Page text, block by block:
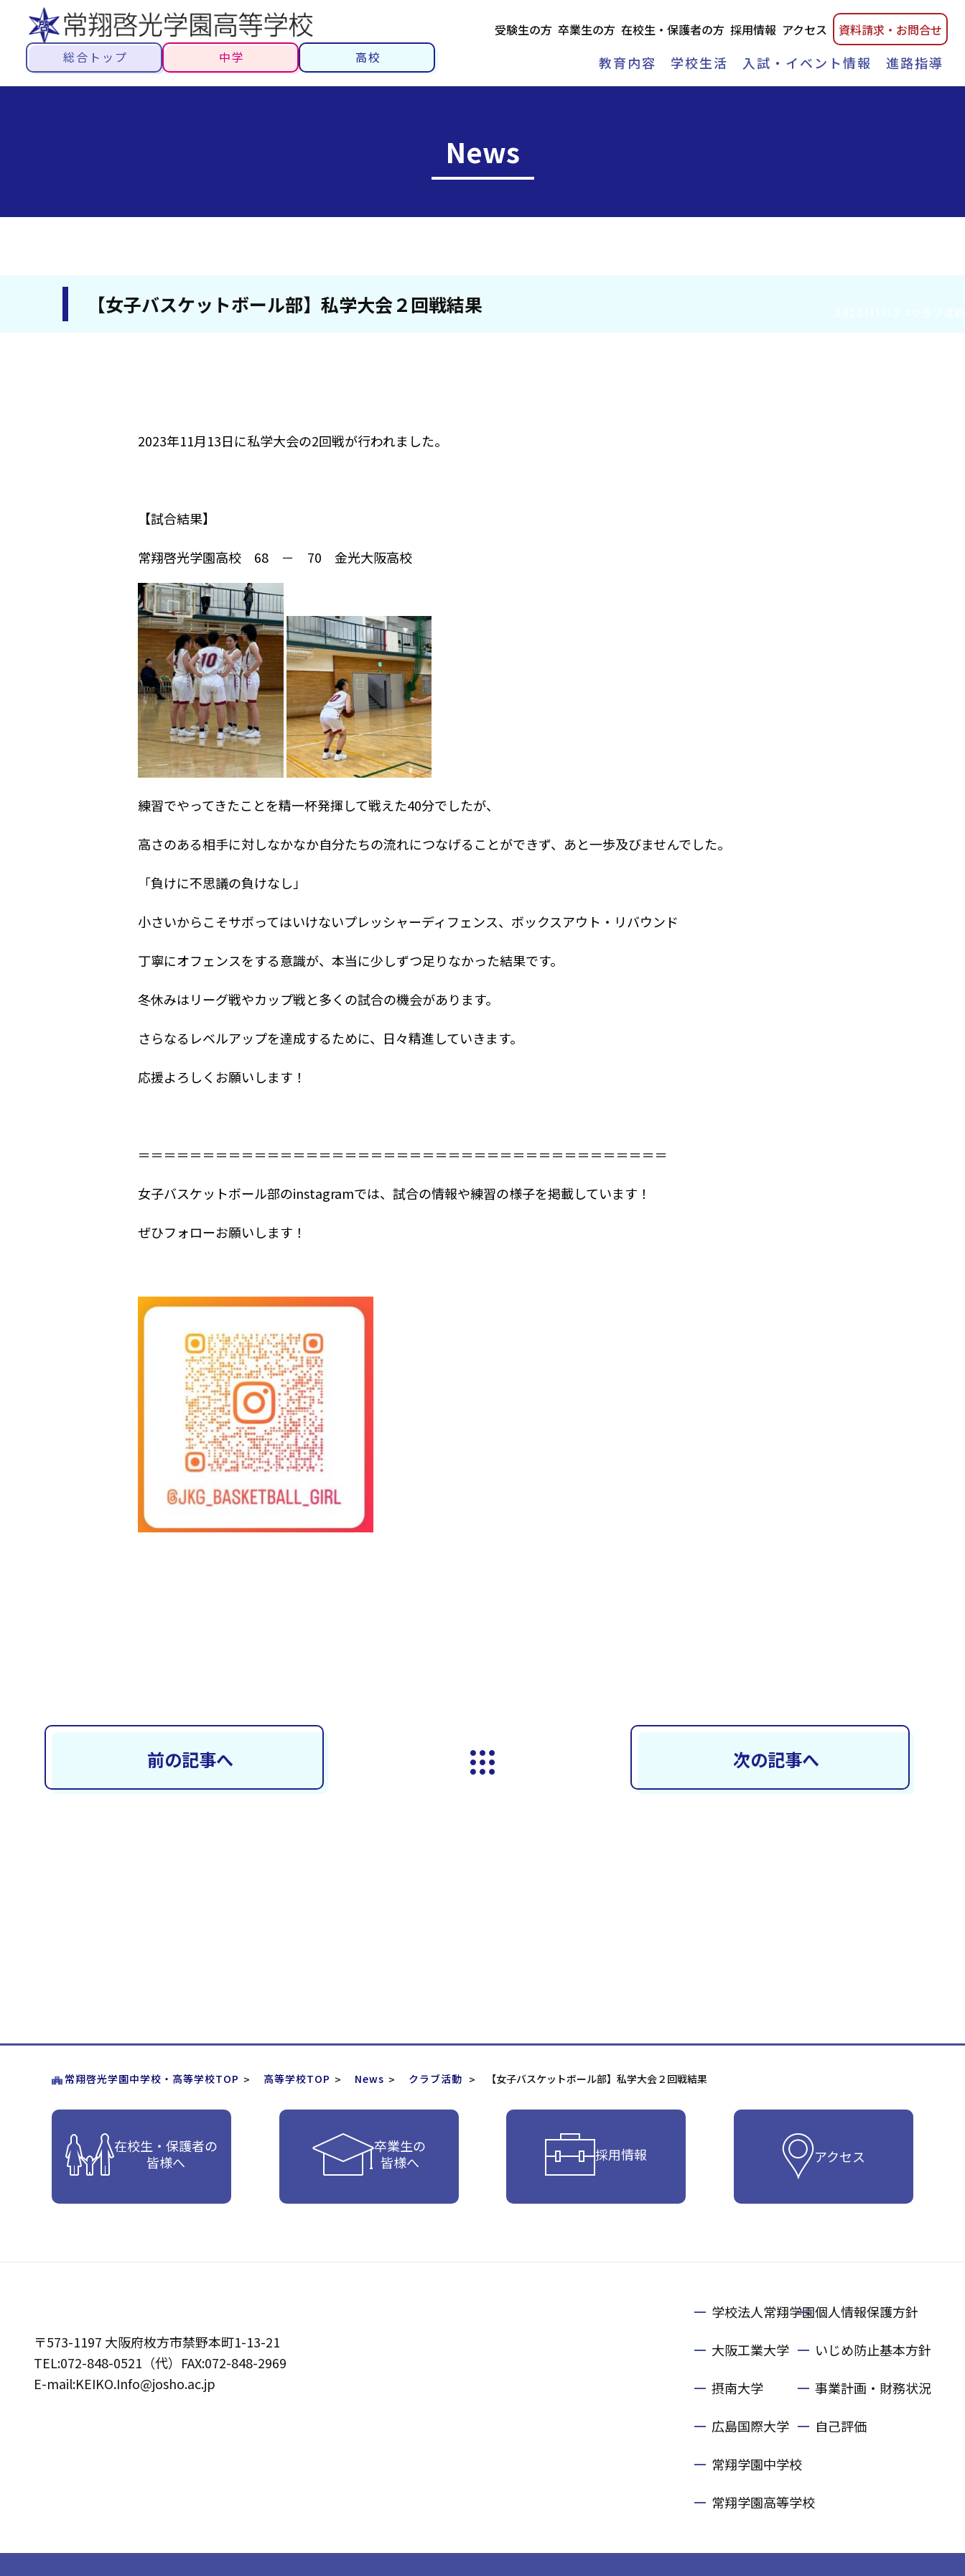
総合トップ 中学 高校
受験生の方 卒業生の方 在校生・保護者の方 採用情報 アクセス 資料請求・ お問合せ
教育内容 学校生活 入試・イベント情報 進路指導
News
【女子バスケットボール部】私学大会２回戦結果
2023年11月13日に私学大会の2回戦が行われました。
【試合結果】
常翔啓光学園高校 68 － 70 金光大阪高校
練習でやってきたことを精一杯発揮して戦えた40分でしたが、
高さのある相手に対しなかなか自分たちの流れにつなげることができず、あと一歩及びませんでした。
「負けに不思議の負けなし」
小さいからこそサボってはいけないプレッシャーディフェンス、ボックスアウト・リバウンド
丁寧にオフェンスをする意識が、本当に少しずつ足りなかった結果です。
冬休みはリーグ戦やカップ戦と多くの試合の機会があります。
さらなるレベルアップを達成するために、日々精進していきます。
応援よろしくお願いします！
＝＝＝＝＝＝＝＝＝＝＝＝＝＝＝＝＝＝＝＝＝＝＝＝＝＝＝＝＝＝＝＝＝＝＝＝＝＝＝＝＝
女子バスケットボール部のinstagramでは、試合の情報や練習の様子を掲載しています！
ぜひフォローお願いします！
前の記事へ 次の記事へ
常翔啓光学園中学校・高等学校TOP 高等学校TOP News クラブ活動 【女子バスケットボール部】私学大会２回戦結果
在校生・保護者の
皆様へ
卒業生の
皆様へ
採用情報 アクセス
〒573-1197 大阪府枚方市禁野本町1-13-21
TEL:072-848-0521（代）FAX:072-848-2969
E-mail:KEIKO.Info@josho.ac.jp
学校法人常翔学園
大阪工業大学
摂南大学
広島国際大学
常翔学園中学校
常翔学園高等学校
個人情報保護方針
いじめ防止基本方針
事業計画・財務状況
自己評価